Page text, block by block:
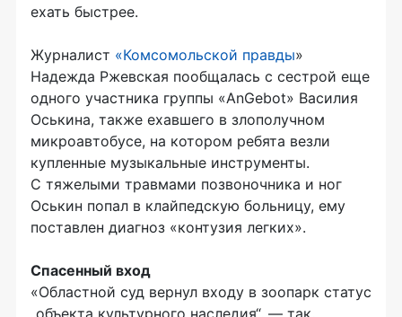
ехать быстрее.
Журналист «Комсомольской правды»
Надежда Ржевская пообщалась с сестрой еще
одного участника группы «AnGebot» Василия
Оськина, также ехавшего в злополучном
микроавтобусе, на котором ребята везли
купленные музыкальные инструменты.
С тяжелыми травмами позвоночника и ног
Оськин попал в клайпедскую больницу, ему
поставлен диагноз «контузия легких».
Спасенный вход
«Областной суд вернул входу в зоопарк статус
„объекта культурного наследия“, — так,